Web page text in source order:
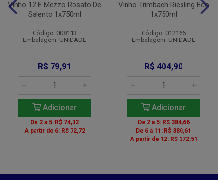
Vinho 12 E Mezzo Rosato De
Salento 1x750ml
Código: 008113
Embalagem: UNIDADE
R$ 79,91
Adicionar
De 2 a 5: R$ 74,32
A partir de 6: R$ 72,72
Vinho Trimbach Riesling Bco
1x750ml
Código: 012166
Embalagem: UNIDADE
R$ 404,90
Adicionar
De 2 a 5: R$ 384,66
De 6 a 11: R$ 380,61
A partir de 12: R$ 372,51